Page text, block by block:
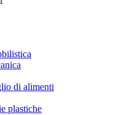
di alimenti
plastiche